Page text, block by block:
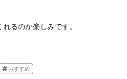
るのか楽しみです。
おすすめ